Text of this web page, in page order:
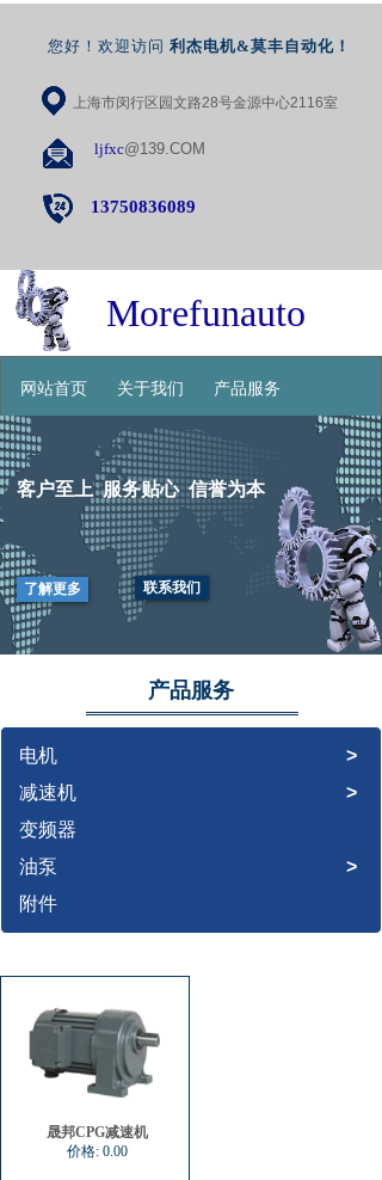
您好！欢迎访问 利杰电机&莫丰自动化 ！
上海市闵行区园文路28号金源中心2116室
ljfxc@139.COM
13750836089
Morefunauto
网站首页 关于我们 产品服务
联系我们
客户至上 服务贴心 信誉为本
我们坚信：我
们是您可以信
任的专业的
PRODUCTS AND
HIGH QUALITY
SERVICES TO
CUSTOMERS
联系我们
了解更多
产品服务
电机
>
减速机
>
变频器
油泵
>
附件
晟邦CPG减速机
价格: 0.00